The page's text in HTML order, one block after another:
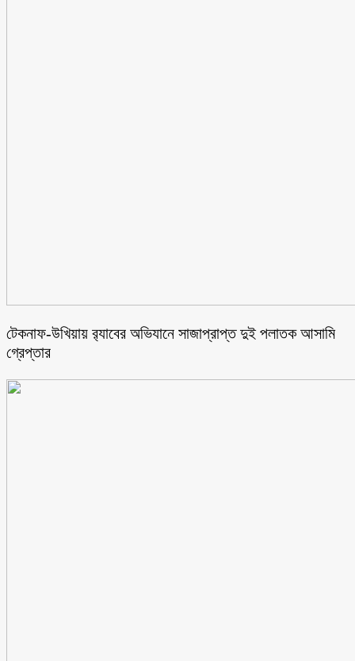
টেকনাফ-উখিয়ায় র‌্যাবের অভিযানে সাজাপ্রাপ্ত দুই পলাতক আসামি
গ্রেপ্তার